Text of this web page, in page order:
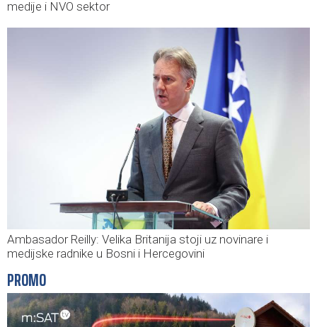
medije i NVO sektor
Ambasador Reilly: Velika Britanija stoji uz novinare i
medijske radnike u Bosni i Hercegovini
PROMO